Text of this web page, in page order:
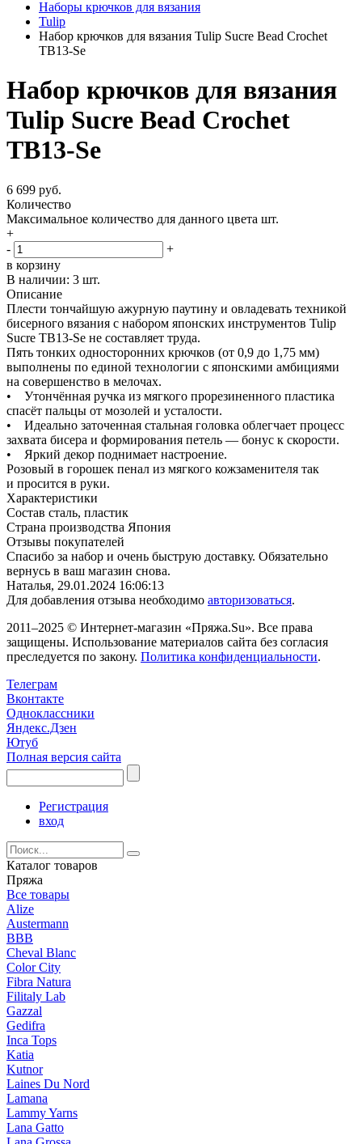
Наборы крючков для вязания
Tulip
Набор крючков для вязания Tulip Sucre Bead Crochet
TB13-Se
Набор крючков для вязания
Tulip Sucre Bead Crochet
TB13-Se
6 699 руб.
Количество
Максимальное количество для данного цвета шт.
+
-
+
в корзину
В наличии: 3 шт.
Описание
Плести тончайшую ажурную паутину и овладевать техникой
бисерного вязания с набором японских инструментов Tulip
Sucre TB13-Se не составляет труда.
Пять тонких односторонних крючков (от 0,9 до 1,75 мм)
выполнены по единой технологии с японскими амбициями
на совершенство в мелочах.
• Утончённая ручка из мягкого прорезиненного пластика
спасёт пальцы от мозолей и усталости.
• Идеально заточенная стальная головка облегчает процесс
захвата бисера и формирования петель — бонус к скорости.
• Яркий декор поднимает настроение.
Розовый в горошек пенал из мягкого кожзаменителя так
и просится в руки.
Характеристики
Состав сталь, пластик
Страна производства Япония
Отзывы покупателей
Спасибо за набор и очень быструю доставку. Обязательно
вернусь в ваш магазин снова.
Наталья, 29.01.2024 16:06:13
Для добавления отзыва необходимо авторизоваться.
2011–2025 © Интернет-магазин «Пряжа.Su». Все права
защищены. Использование материалов сайта без согласия
преследуется по закону. Политика конфиденциальности.
Телеграм
Вконтакте
Одноклассники
Яндекс.Дзен
Ютуб
Полная версия сайта
Регистрация
вход
Каталог товаров
Пряжа
Все товары
Alize
Austermann
BBB
Cheval Blanc
Color City
Fibra Natura
Filitaly Lab
Gazzal
Gedifra
Inca Tops
Katia
Kutnor
Laines Du Nord
Lamana
Lammy Yarns
Lana Gatto